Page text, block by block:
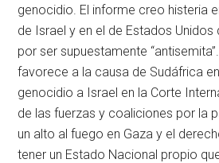
genocidio. El informe creo histeria
de Israel y en el de Estados Unidos
por ser supuestamente
favorece a la causa de Sudáfrica
genocidio a Israel en la Corte
de las fuerzas y coaliciones por la
un alto al fuego en Gaza y el
tener un Estado Nacional propio